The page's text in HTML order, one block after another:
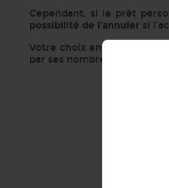
Cependant, si le prêt
possibilité de l’annuler si
Votre choix entre un prêt
par ses nombreux